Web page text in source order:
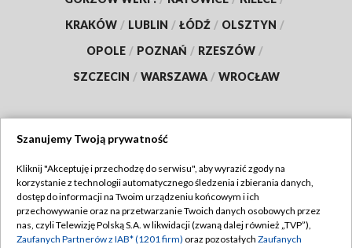
KRAKÓW / LUBLIN / ŁÓDŹ / OLSZTYN /
OPOLE / POZNAŃ / RZESZÓW /
SZCZECIN / WARSZAWA / WROCŁAW
TVP
Abonament TVP
Emisja w TVP
Regulamin TVP
Polityka prywatności
Szanujemy Twoją prywatność
Kliknij "Akceptuję i przechodzę do serwisu", aby wyrazić zgody na
korzystanie z technologii automatycznego śledzenia i zbierania danych,
dostęp do informacji na Twoim urządzeniu końcowym i ich
przechowywanie oraz na przetwarzanie Twoich danych osobowych przez
nas, czyli Telewizję Polską S.A. w likwidacji (zwaną dalej również „TVP”),
Zaufanych Partnerów z IAB* (1201 firm) oraz pozostałych Zaufanych